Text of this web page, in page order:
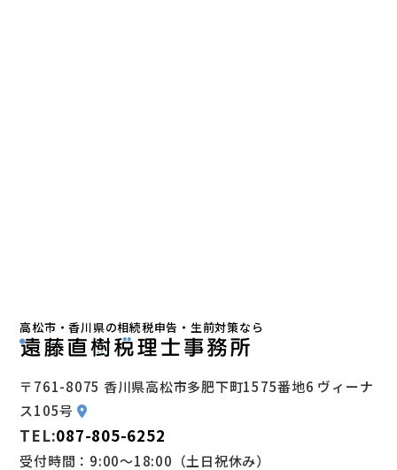
高松市・香川県の相続税申告・生前対策なら
〒761-8075 香川県高松市多肥下町1575番地6 ヴィーナ
ス105号
TEL:087-805-6252
受付時間：9:00～18:00（土日祝休み）